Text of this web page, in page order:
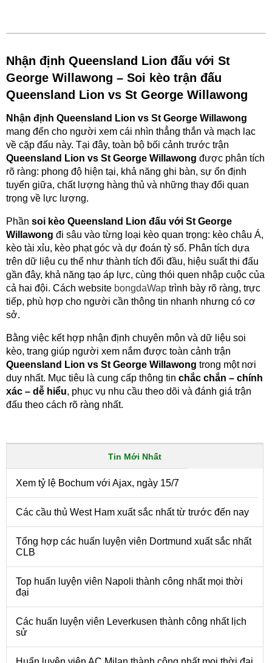
Nhận định Queensland Lion đấu với St
George Willawong – Soi kèo trận đấu
Queensland Lion vs St George Willawong
Nhận định Queensland Lion vs St George Willawong
mang đến cho người xem cái nhìn thẳng thắn và mạch lạc
về cặp đấu này. Tại đây, toàn bộ bối cảnh trước trận
Queensland Lion vs St George Willawong được phân tích
rõ ràng: phong độ hiện tại, khả năng ghi bàn, sự ổn định
tuyến giữa, chất lượng hàng thủ và những thay đổi quan
trọng về lực lượng.
Phần soi kèo Queensland Lion đấu với St George
Willawong đi sâu vào từng loại kèo quan trọng: kèo châu Á,
kèo tài xỉu, kèo phạt góc và dự đoán tỷ số. Phân tích dựa
trên dữ liệu cụ thể như thành tích đối đầu, hiệu suất thi đấu
gần đây, khả năng tạo áp lực, cùng thói quen nhập cuộc của
cả hai đội. Cách website bongdaWap trình bày rõ ràng, trực
tiếp, phù hợp cho người cần thông tin nhanh nhưng có cơ
sở.
Bằng việc kết hợp nhận định chuyên môn và dữ liệu soi
kèo, trang giúp người xem nắm được toàn cảnh trận
Queensland Lion vs St George Willawong trong một nơi
duy nhất. Mục tiêu là cung cấp thông tin chắc chắn – chính
xác – dễ hiểu, phục vụ nhu cầu theo dõi và đánh giá trận
đấu theo cách rõ ràng nhất.
Tin Mới Nhất
Xem tỷ lệ Bochum với Ajax, ngày 15/7
Các cầu thủ West Ham xuất sắc nhất từ trước đến nay
Tổng hợp các huấn luyện viên Dortmund xuất sắc nhất
CLB
Top huấn luyện viên Napoli thành công nhất mọi thời
đại
Các huấn luyện viên Leverkusen thành công nhất lịch
sử